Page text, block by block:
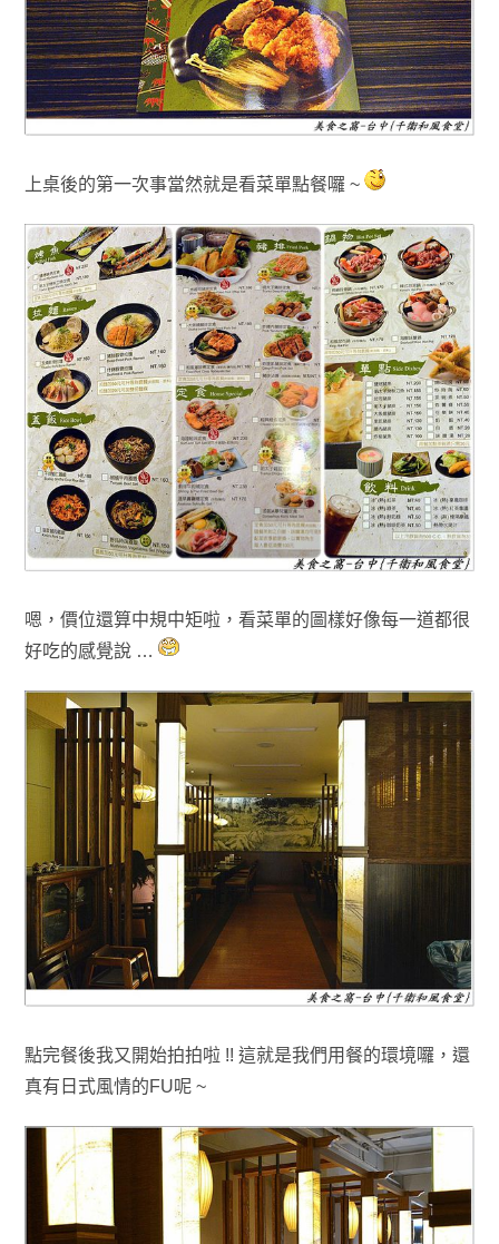
上桌後的第一次事當然就是看菜單點餐囉 ~
嗯，價位還算中規中矩啦 ，看菜單的圖樣好像每一道都很
好吃的感覺說 …
點完餐後我又開始拍拍啦 !! 這就是我們用餐的環境囉，還
真有日式風情的FU呢 ~